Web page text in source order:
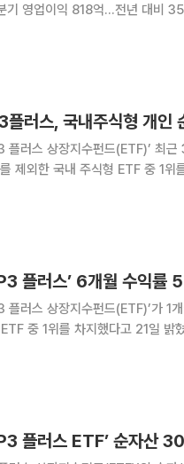
익 956
러스, 국내주식형 개인
플러스 상장지수펀드(ETF)’ 최
제외한 국내 주식형 ETF 중 1위를
원,
플러스’ 6개월 수익률
플러스 상장지수펀드(ETF)’가 1
차지했다고 21일 밝혔다. SOL 조선 TOP3
플러스 ETF’ 순자산